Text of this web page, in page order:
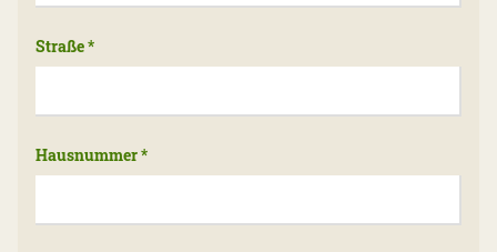
Straße*
Hausnummer*